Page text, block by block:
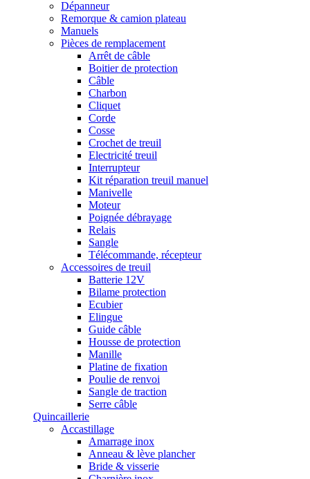
Dépanneur
Remorque & camion plateau
Manuels
Pièces de remplacement
Arrêt de câble
Boitier de protection
Câble
Charbon
Cliquet
Corde
Cosse
Crochet de treuil
Electricité treuil
Interrupteur
Kit réparation treuil manuel
Manivelle
Moteur
Poignée débrayage
Relais
Sangle
Télécommande, récepteur
Accessoires de treuil
Batterie 12V
Bilame protection
Ecubier
Elingue
Guide câble
Housse de protection
Manille
Platine de fixation
Poulie de renvoi
Sangle de traction
Serre câble
Quincaillerie
Accastillage
Amarrage inox
Anneau & lève plancher
Bride & visserie